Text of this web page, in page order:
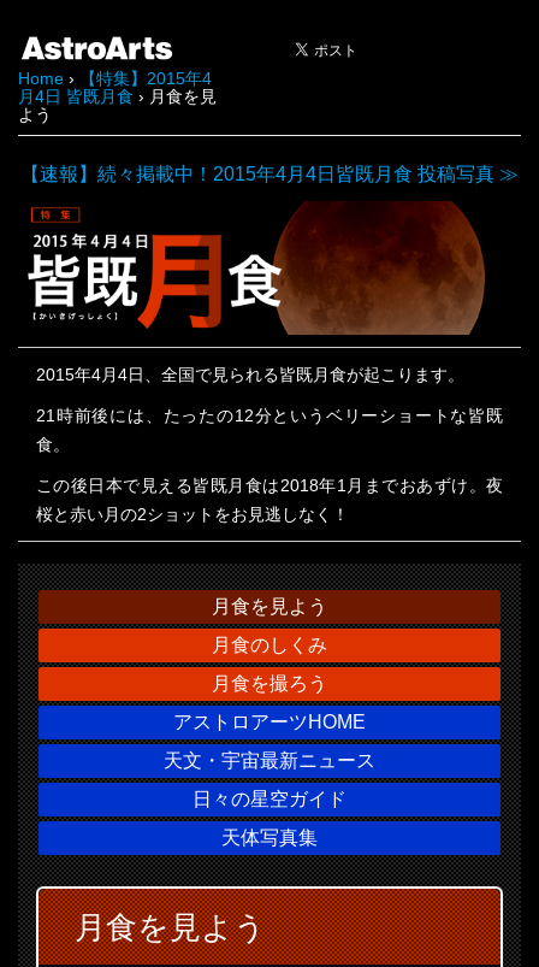
Home ›
【特集】2015年4
月4日 皆既月食 › 月食を見
よう
【速報】続々掲載中！2015年4月4日皆既月食 投稿写真 ≫
2015年4月4日、全国で見られる皆既月食が起こります。
21時前後には、たったの12分というベリーショートな皆既
食。
この後日本で見える皆既月食は2018年1月までおあずけ。夜
桜と赤い月の2ショットをお見逃しなく！
月食を見よう
月食のしくみ
月食を撮ろう
アストロアーツHOME
天文・宇宙最新ニュース
日々の星空ガイド
天体写真集
月食を見よう